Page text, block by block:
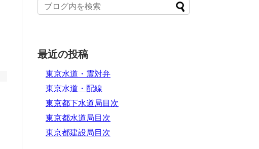
最近の投稿
東京水道・震対弁
東京水道・配線
東京都下水道局目次
東京都水道局目次
東京都建設局目次